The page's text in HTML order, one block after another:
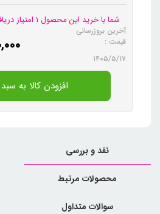
شما با خرید این محصول 1 امتیاز دریافت می کنید
آخرین بروزرسانی
قیمت :
۱۴۰۵/۵/۱۷
افزودن کالا به
نقد و بررسی
محصولات مرتبط
سوالات متداول